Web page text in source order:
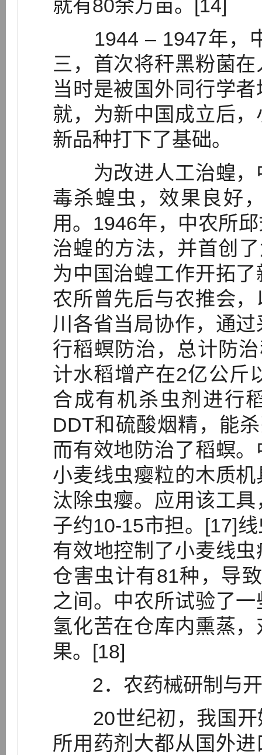
就有80余万亩。[14]
1944 – 1947年，
三，首次将秆黑粉菌
当时是被国外同行学
就，为新中国成立后
新品种打下了基础。
为改进人工治蝗，
毒杀蝗虫，效果良好
用。1946年，中农所
治蝗的方法，并首创
为中国治蝗工作开拓
农所曾先后与农推会
川各省当局协作，通
行稻螟防治，总计防
计水稻增产在2亿公斤
合成有机杀虫剂进行
DDT和硫酸烟精，能
而有效地防治了稻螟
小麦线虫瘿粒的木质
汰除虫瘿。应用该工
子约10-15市担。[17]
有效地控制了小麦线
仓害虫计有81种，导
之间。中农所试验了
氢化苦在仓库内熏蒸
果。[18]
2．农药械研制与
20世纪初，我国开
所用药剂大都从国外